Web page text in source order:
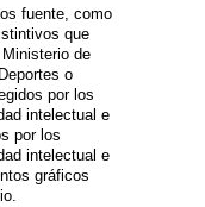
fuente, como
que
de
o
por los
intelectual e
por los
intelectual e
gráficos